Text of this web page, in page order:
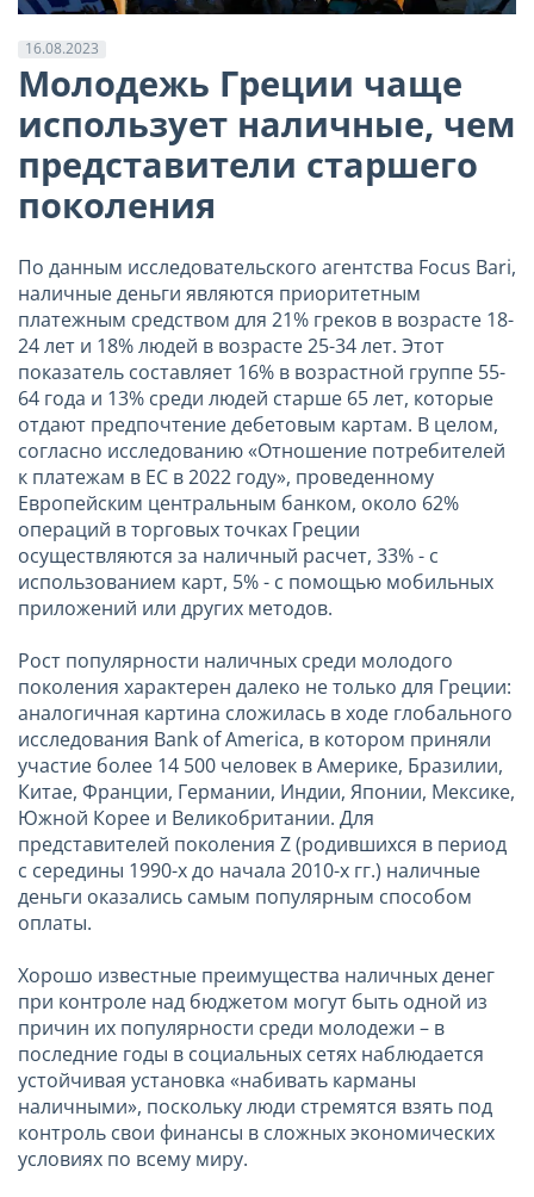
16.08.2023
Молодежь Греции чаще
использует наличные, чем
представители старшего
поколения
По данным исследовательского агентства Focus Bari,
наличные деньги являются приоритетным
платежным средством для 21% греков в возрасте 18-
24 лет и 18% людей в возрасте 25-34 лет. Этот
показатель составляет 16% в возрастной группе 55-
64 года и 13% среди людей старше 65 лет, которые
отдают предпочтение дебетовым картам. В целом,
согласно исследованию «Отношение потребителей
к платежам в ЕС в 2022 году», проведенному
Европейским центральным банком, около 62%
операций в торговых точках Греции
осуществляются за наличный расчет, 33% - с
использованием карт, 5% - с помощью мобильных
приложений или других методов.
Рост популярности наличных среди молодого
поколения характерен далеко не только для Греции:
аналогичная картина сложилась в ходе глобального
исследования Bank of America, в котором приняли
участие более 14 500 человек в Америке, Бразилии,
Китае, Франции, Германии, Индии, Японии, Мексике,
Южной Корее и Великобритании. Для
представителей поколения Z (родившихся в период
с середины 1990-х до начала 2010-х гг.) наличные
деньги оказались самым популярным способом
оплаты.
Хорошо известные преимущества наличных денег
при контроле над бюджетом могут быть одной из
причин их популярности среди молодежи – в
последние годы в социальных сетях наблюдается
устойчивая установка «набивать карманы
наличными», поскольку люди стремятся взять под
контроль свои финансы в сложных экономических
условиях по всему миру.